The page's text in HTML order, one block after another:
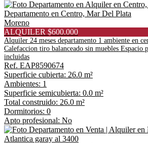
Departamento en Centro, Mar Del Plata
Moreno
ALQUILER $600.000
Alquiler 24 meses departamento 1 ambiente en
Calefaccion tiro balanceado sin muebles Espacio
incluidas
Ref. EAP8590674
Superficie cubierta: 26.0 m²
Ambientes: 1
Superficie semicubierta: 0.0 m²
Total construido: 26.0 m²
Dormitorios: 0
Apto profesional: No